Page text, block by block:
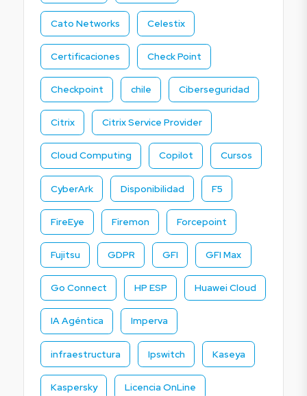
Cato Networks Celestix
Certificaciones Check Point
Checkpoint chile Ciberseguridad
Citrix Citrix Service Provider
Cloud Computing Copilot Cursos
CyberArk Disponibilidad F5
FireEye Firemon Forcepoint
Fujitsu GDPR GFI GFI Max
Go Connect HP ESP Huawei Cloud
IA Agéntica Imperva
infraestructura Ipswitch Kaseya
Kaspersky Licencia OnLine